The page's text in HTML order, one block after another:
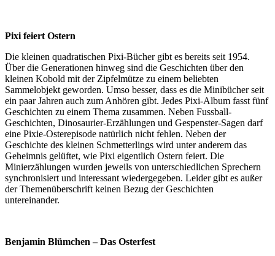
Pixi feiert Ostern
Die kleinen quadratischen Pixi-Bücher gibt es bereits seit 1954.
Über die Generationen hinweg sind die Geschichten über den
kleinen Kobold mit der Zipfelmütze zu einem beliebten
Sammelobjekt geworden. Umso besser, dass es die Minibücher seit
ein paar Jahren auch zum Anhören gibt. Jedes Pixi-Album fasst fünf
Geschichten zu einem Thema zusammen. Neben Fussball-
Geschichten, Dinosaurier-Erzählungen und Gespenster-Sagen darf
eine Pixie-Osterepisode natürlich nicht fehlen. Neben der
Geschichte des kleinen Schmetterlings wird unter anderem das
Geheimnis gelüftet, wie Pixi eigentlich Ostern feiert. Die
Minierzählungen wurden jeweils von unterschiedlichen Sprechern
synchronisiert und interessant wiedergegeben. Leider gibt es außer
der Themenüberschrift keinen Bezug der Geschichten
untereinander.
Benjamin Blümchen – Das Osterfest